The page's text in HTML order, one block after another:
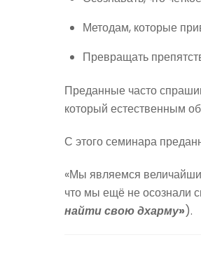
Методам, которые
Превращать
Преданные часто
который естественным
С этого семинара
«Мы являемся
что мы ещё не осознали
найти свою дхарму»).